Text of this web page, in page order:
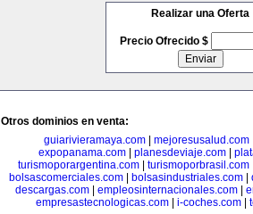
Realizar una Oferta
Precio Ofrecido $
Otros dominios en venta:
guiarivieramaya.com
mejoresusalud.com
expopanama.com| planesdeviaje.com|
turismoporargentina.com| turismoporbrasil.com
bolsascomerciales.com
bolsasindustriales.com
descargas.com
empleosinternacionales.com
empresastecnologicas.com
i-coches.com